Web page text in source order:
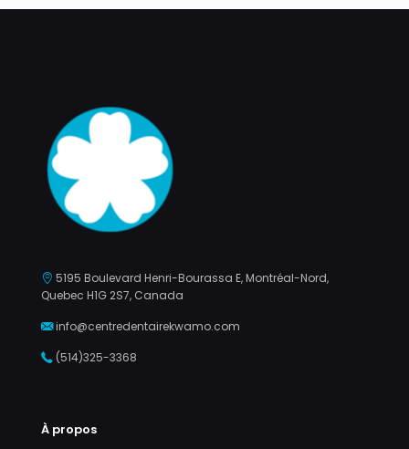
5195 Boulevard Henri-Bourassa E, Montréal-Nord,
Quebec H1G 2S7, Canada
info@centredentairekwamo.com
(514)325-3368
À propos